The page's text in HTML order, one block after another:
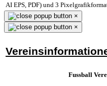
AI EPS, PDF) und 3
×
×
Fussball